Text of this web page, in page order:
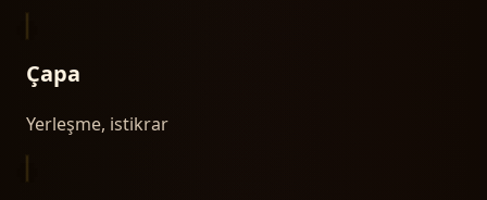
Çapa
Yerleşme, istikrar